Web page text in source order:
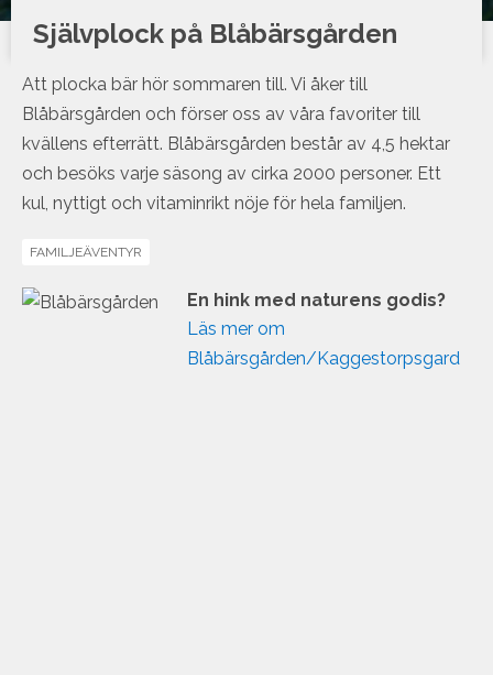
Självplock på Blåbärsgården
Att plocka bär hör sommaren till. Vi åker till
Blåbärsgården och förser oss av våra favoriter till
kvällens efterrätt. Blåbärsgården består av 4,5 hektar
och besöks varje säsong av cirka 2000 personer. Ett
kul, nyttigt och vitaminrikt nöje för hela familjen.
FAMILJEÄVENTYR
En hink med naturens godis?
Läs mer om
Blåbärsgården/Kaggestorpsgard